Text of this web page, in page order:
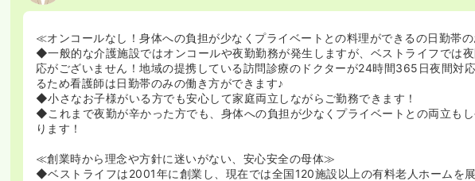
≪オンコールなし！身体への負担が少なくプライベートとの料理ができるの日勤帯
◆一般的な介護施設ではオンコールや夜勤勤務が発生しますが、ベストライフでは
応がございません！地域の提携している訪問診療のドクターが24時間365日夜間対
るため看護師は日勤帯のみの働き方ができます♪
◆小さなお子様がいる方でも安心して家庭両立しながらご勤務できます！
◆これまで夜勤が辛かった方でも、身体への負担が少なくプライベートとの両立も
ります！
≪創業時から理念や方針に迷いがない、安心安全の母体≫
◆ベストライフは2001年に創業し、現在では全国120施設以上の有料老人ホームを展